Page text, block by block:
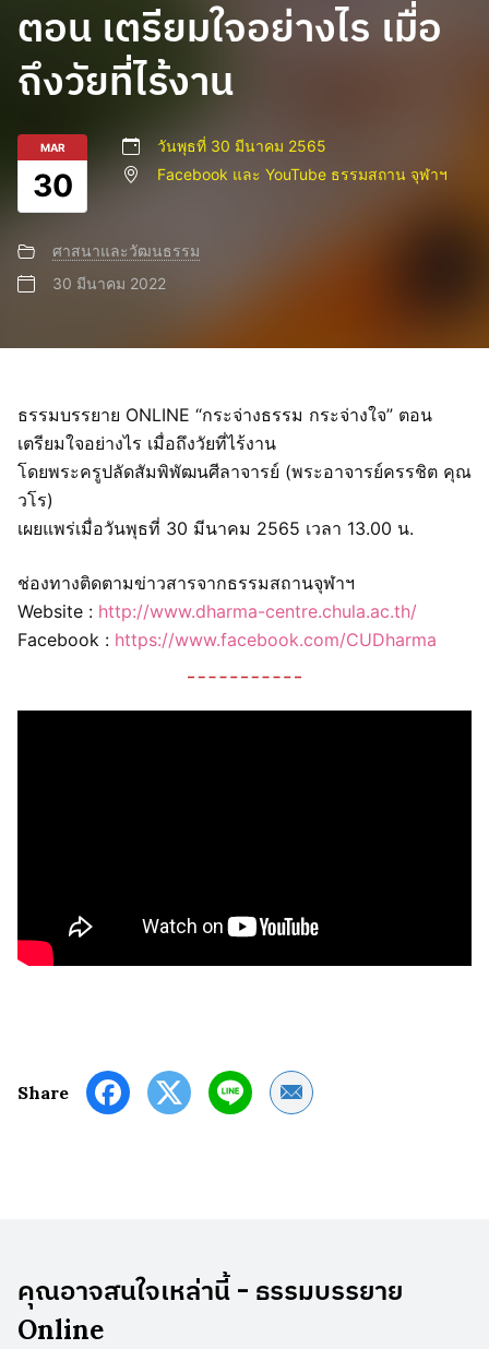
ตอน เตรียมใจอย่างไร เมื่อ
ถึงวัยที่ไร้งาน
MAR
30
วันพุธที่ 30 มีนาคม 2565
Facebook และ YouTube ธรรมสถาน จุฬาฯ
ศาสนาและวัฒนธรรม
30 มีนาคม 2022
ธรรมบรรยาย ONLINE “กระจ่างธรรม กระจ่างใจ” ตอน
เตรียมใจอย่างไร เมื่อถึงวัยที่ไร้งาน
โดยพระครูปลัดสัมพิพัฒนศีลาจารย์ (พระอาจารย์ครรชิต คุณ
วโร)
เผยแพร่เมื่อวันพุธที่ 30 มีนาคม 2565 เวลา 13.00 น.
ช่องทางติดตามข่าวสารจากธรรมสถานจุฬาฯ
Website : http://www.dharma-centre.chula.ac.th/
Facebook : https://www.facebook.com/CUDharma
Share Share by Email
คุณอาจสนใจเหล่านี้ - ธรรมบรรยาย
Online